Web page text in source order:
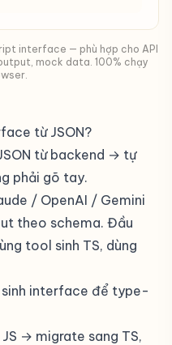
interface — phù hợp cho API
mock data. 100% chạy
từ JSON?
từ backend → tự
phải gõ tay.
/ OpenAI / Gemini
theo schema. Đầu
tool sinh TS, dùng
interface để type-
→ migrate sang TS,